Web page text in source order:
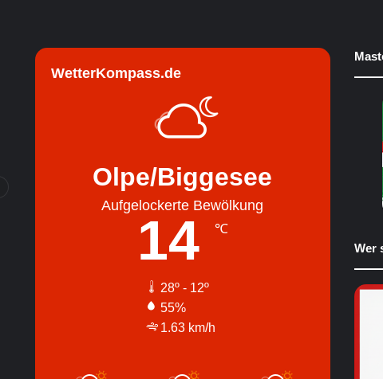
WetterKompass.de
Olpe/Biggesee
Aufgelockerte Bewölkung
14 ℃
28º - 12º
55%
1.63 km/h
Wer